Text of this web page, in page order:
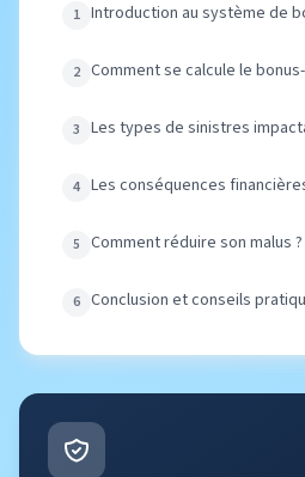
Introduction au système de
Comment se calcule le
Les types de sinistres
Les conséquences
Comment réduire son malus ?
Conclusion et conseils